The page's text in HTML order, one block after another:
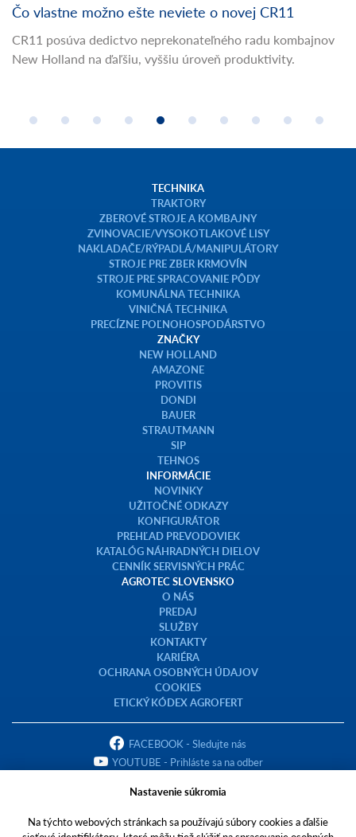
Čo vlastne možno ešte neviete o novej CR11
CR11 posúva dedictvo neprekonateľného radu kombajnov
New Holland na ďaľšiu, vyššiu úroveň produktivity.
TECHNIKA
TRAKTORY
ZBEROVÉ STROJE A KOMBAJNY
ZVINOVACIE/VYSOKOTLAKOVÉ LISY
NAKLADAČE/RÝPADLÁ/MANIPULÁTORY
STROJE PRE ZBER KRMOVÍN
STROJE PRE SPRACOVANIE PÔDY
KOMUNÁLNA TECHNIKA
VINIČNÁ TECHNIKA
PRECÍZNE POĽNOHOSPODÁRSTVO
ZNAČKY
NEW HOLLAND
AMAZONE
PROVITIS
DONDI
BAUER
STRAUTMANN
SIP
TEHNOS
INFORMÁCIE
NOVINKY
UŽITOČNÉ ODKAZY
KONFIGURÁTOR
PREHĽAD PREVODOVIEK
KATALÓG NÁHRADNÝCH DIELOV
CENNÍK SERVISNÝCH PRÁC
AGROTEC SLOVENSKO
O NÁS
PREDAJ
SLUŽBY
KONTAKTY
KARIÉRA
OCHRANA OSOBNÝCH ÚDAJOV
COOKIES
ETICKÝ KÓDEX AGROFERT
FACEBOOK - Sledujte nás
YOUTUBE - Prihláste sa na odber
Nastavenie súkromia
Na týchto webových stránkach sa používajú súbory cookies a ďalšie